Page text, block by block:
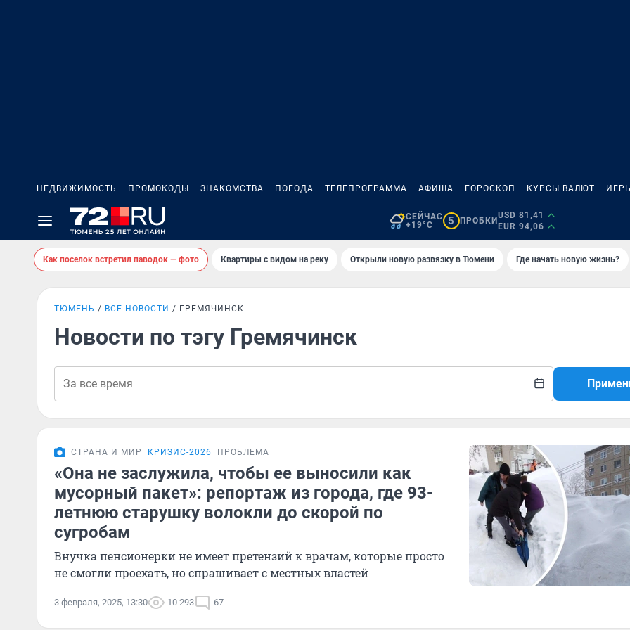
НЕДВИЖИМОСТЬ ПРОМОКОДЫ ЗНАКОМСТВА ПОГОДА ТЕЛЕПРОГРАММА АФИША ГОРОСКОП КУРСЫ ВАЛЮТ
СЕЙЧАС
+19°C
5 ПРОБКИ
USD 81,41
EUR 94,06
Как поселок встретил паводок — фото Квартиры с видом на реку Открыли новую развязку в Тюмени Где начать новую жизнь?
ТЮМЕНЬ ВСЕ НОВОСТИ ГРЕМЯЧИНСК
Новости по тэгу Гремячинск
СТРАНА И МИР КРИЗИС-2026 ПРОБЛЕМА
«Она не заслужила, чтобы ее выносили как
мусорный пакет»: репортаж из города, где 93-
летнюю старушку волокли до скорой по
сугробам
Внучка пенсионерки не имеет претензий к врачам, которые просто
не смогли проехать, но спрашивает с местных властей
3 февраля, 2025, 13:30 10 293 67